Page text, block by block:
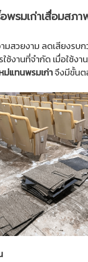
พรมเก่าเสื่อมส
สวยงาม ลดเสียงรบ
ช้งานที่จำกัด เมื่อใช้
ม่แทนพรมเก่าจึงมีขั้นต